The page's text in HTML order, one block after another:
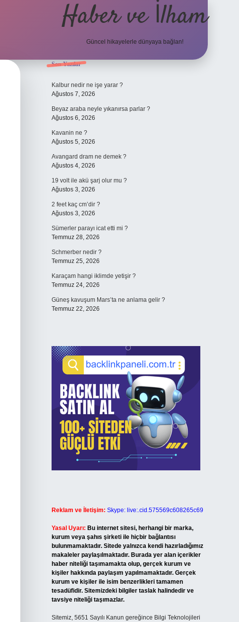
Haber ve İlham
Güncel hikayelerle dünyaya bağlan!
Sidebar
Son Yazılar
Kalbur nedir ne işe yarar ?
Ağustos 7, 2026
Beyaz araba neyle yıkanırsa parlar ?
Ağustos 6, 2026
Kavanin ne ?
Ağustos 5, 2026
Avangard dram ne demek ?
Ağustos 4, 2026
19 volt ile akü şarj olur mu ?
Ağustos 3, 2026
2 feet kaç cm’dir ?
Ağustos 3, 2026
Sümerler parayı icat etti mi ?
Temmuz 28, 2026
Schmerber nedir ?
Temmuz 25, 2026
Karaçam hangi iklimde yetişir ?
Temmuz 24, 2026
Güneş kavuşum Mars’ta ne anlama gelir ?
Temmuz 22, 2026
Reklam ve İletişim: Skype: live:.cid.575569c608265c69
Yasal Uyarı: Bu internet sitesi, herhangi bir marka,
kurum veya şahıs şirketi ile hiçbir bağlantısı
bulunmamaktadır. Sitede yalnızca kendi hazırladığımız
makaleler paylaşılmaktadır. Burada yer alan içerikler
haber niteliği taşımamakta olup, gerçek kurum ve
kişiler hakkında paylaşım yapılmamaktadır. Gerçek
kurum ve kişiler ile isim benzerlikleri tamamen
tesadüfidir. Sitemizdeki bilgiler taslak halindedir ve
tavsiye niteliği taşımazlar.
Sitemiz, 5651 Sayılı Kanun gereğince Bilgi Teknolojileri
elexbet güncel adresi